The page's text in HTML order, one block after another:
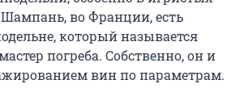
во Франции, есть
который называется
погреба. Собственно, он и
вин по параметрам.